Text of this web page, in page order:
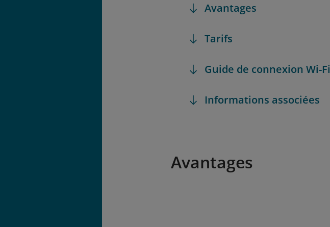
Avantages
Tarifs
Guide de connexion Wi-Fi
Informations associées
Avantages